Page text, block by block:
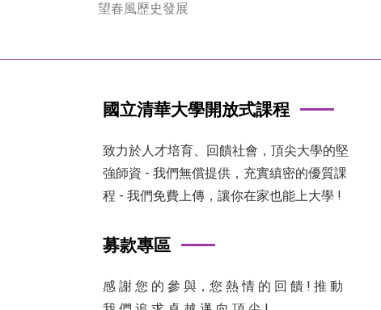
望春風歷史發展
國立清華大學開放式課程
致力於人才培育、回饋社會，頂尖大學的堅
強師資 - 我們無償提供，充實縝密的優質課
程 - 我們免費上傳，讓你在家也能上大學 !
募款專區
感 謝 您 的 參 與，您 熱 情 的 回 饋 ! 推 動